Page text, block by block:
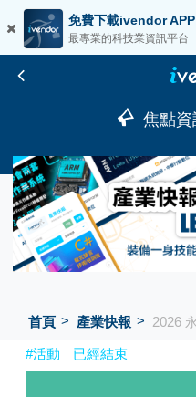
免費下載ivendor APP
最專業的科技業資訊平台
焦點資
首頁 產業快報 2026
#活動 已經結束